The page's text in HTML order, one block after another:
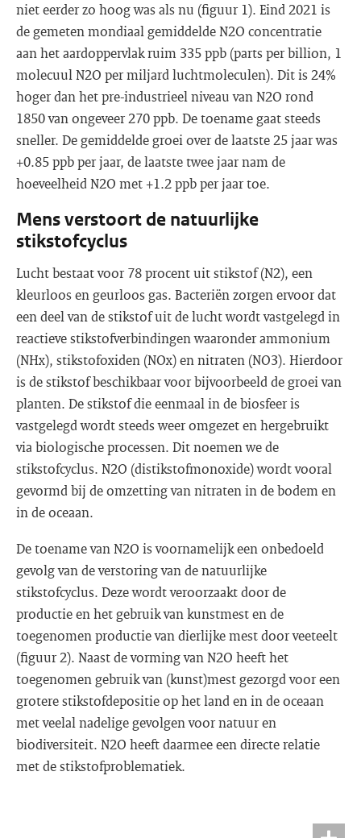
niet eerder zo hoog was als nu (figuur 1). Eind 2021 is
de gemeten mondiaal gemiddelde N2O concentratie
aan het aardoppervlak ruim 335 ppb (parts per billion, 1
molecuul N2O per miljard luchtmoleculen). Dit is 24%
hoger dan het pre-industrieel niveau van N2O rond
1850 van ongeveer 270 ppb. De toename gaat steeds
sneller. De gemiddelde groei over de laatste 25 jaar was
+0.85 ppb per jaar, de laatste twee jaar nam de
hoeveelheid N2O met +1.2 ppb per jaar toe.
Mens verstoort de natuurlijke
stikstofcyclus
Lucht bestaat voor 78 procent uit stikstof (N2), een
kleurloos en geurloos gas. Bacteriën zorgen ervoor dat
een deel van de stikstof uit de lucht wordt vastgelegd in
reactieve stikstofverbindingen waaronder ammonium
(NHx), stikstofoxiden (NOx) en nitraten (NO3). Hierdoor
is de stikstof beschikbaar voor bijvoorbeeld de groei van
planten. De stikstof die eenmaal in de biosfeer is
vastgelegd wordt steeds weer omgezet en hergebruikt
via biologische processen. Dit noemen we de
stikstofcyclus. N2O (distikstofmonoxide) wordt vooral
gevormd bij de omzetting van nitraten in de bodem en
in de oceaan.
De toename van N2O is voornamelijk een onbedoeld
gevolg van de verstoring van de natuurlijke
stikstofcyclus. Deze wordt veroorzaakt door de
productie en het gebruik van kunstmest en de
toegenomen productie van dierlijke mest door veeteelt
(figuur 2). Naast de vorming van N2O heeft het
toegenomen gebruik van (kunst)mest gezorgd voor een
grotere stikstofdepositie op het land en in de oceaan
met veelal nadelige gevolgen voor natuur en
biodiversiteit. N2O heeft daarmee een directe relatie
met de stikstofproblematiek.